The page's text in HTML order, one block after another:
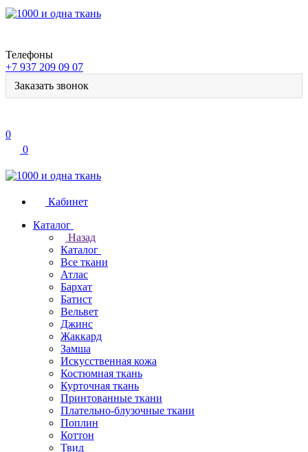
Телефоны
+7 937 209 09 07
Заказать звонок
0
0
Кабинет
Каталог
Назад
Каталог
Все ткани
Атлас
Бархат
Батист
Вельвет
Джинс
Жаккард
Замша
Искусственная кожа
Костюмная ткань
Курточная ткань
Принтованные ткани
Плательно-блузочные ткани
Поплин
Коттон
Твид